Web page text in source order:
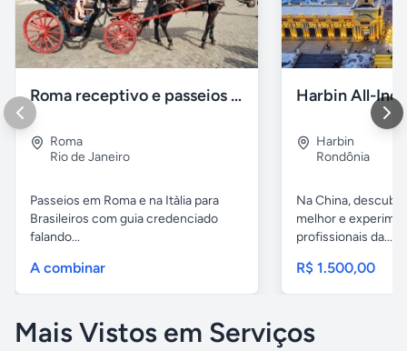
Roma receptivo e passeios com guia em portugues
Roma
Rio de Janeiro
Passeios em Roma e na Itàlia para
Brasileiros com guia credenciado
falando...
A combinar
Harbin
Rondônia
Na China,
melhor e
profissionais da...
R$ 1.500,00
Mais Vistos em Serviços